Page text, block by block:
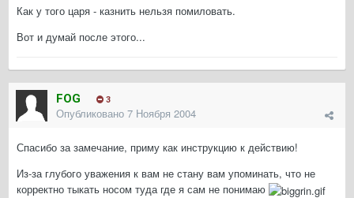
Как у того царя - казнить нельзя помиловать.
Вот и думай после этого...
FOG 3
Опубликовано 7 Ноября 2004
Спасибо за замечание, приму как инструкцию к действию!
Из-за глубого уважения к вам не стану вам упоминать, что не
корректно тыкать носом туда где я сам не понимаю